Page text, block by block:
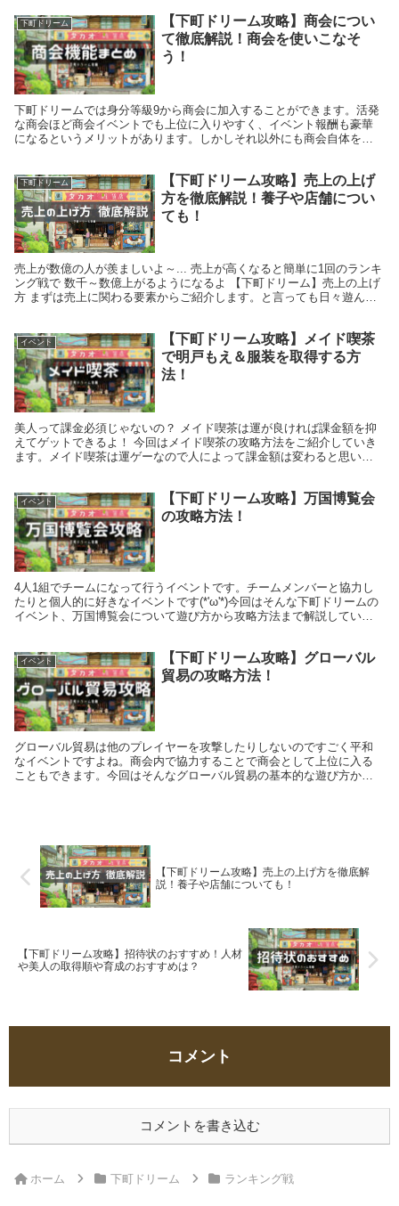
下町ドリーム
【下町ドリーム攻略】商会につい
て徹底解説！商会を使いこなそ
う！
下町ドリームでは身分等級9から商会に加入することができます。活発
な商会ほど商会イベントでも上位に入りやすく、イベント報酬も豪華
になるというメリットがあります。しかしそれ以外にも商会自体を使
下町ドリーム
【下町ドリーム攻略】売上の上げ
方を徹底解説！養子や店舗につい
ても！
売上が数億の人が羨ましいよ～... 売上が高くなると簡単に1回のランキ
ング戦で 数千～数億上がるようになるよ 【下町ドリーム】売上の上げ
方 まずは売上に関わる要素からご紹介します。と言っても日々遊んで
イベント
【下町ドリーム攻略】メイド喫茶
で明戸もえ＆服装を取得する方
法！
美人って課金必須じゃないの？ メイド喫茶は運が良ければ課金額を抑
えてゲットできるよ！ 今回はメイド喫茶の攻略方法をご紹介していき
ます。メイド喫茶は運ゲーなので人によって課金額は変わると思いま
イベント
【下町ドリーム攻略】万国博覧会
の攻略方法！
4人1組でチームになって行うイベントです。チームメンバーと協力し
たりと個人的に好きなイベントです(*'ω'*)今回はそんな下町ドリームの
イベント、万国博覧会について遊び方から攻略方法まで解説していき
イベント
【下町ドリーム攻略】グローバル
貿易の攻略方法！
グローバル貿易は他のプレイヤーを攻撃したりしないのですごく平和
なイベントですよね。商会内で協力することで商会として上位に入る
こともできます。今回はそんなグローバル貿易の基本的な遊び方から
【下町ドリーム攻略】売上の上げ方を徹底解
説！養子や店舗についても！
【下町ドリーム攻略】招待状のおすすめ！人材
や美人の取得順や育成のおすすめは？
コメント
コメントを書き込む
ホーム 下町ドリーム ランキング戦